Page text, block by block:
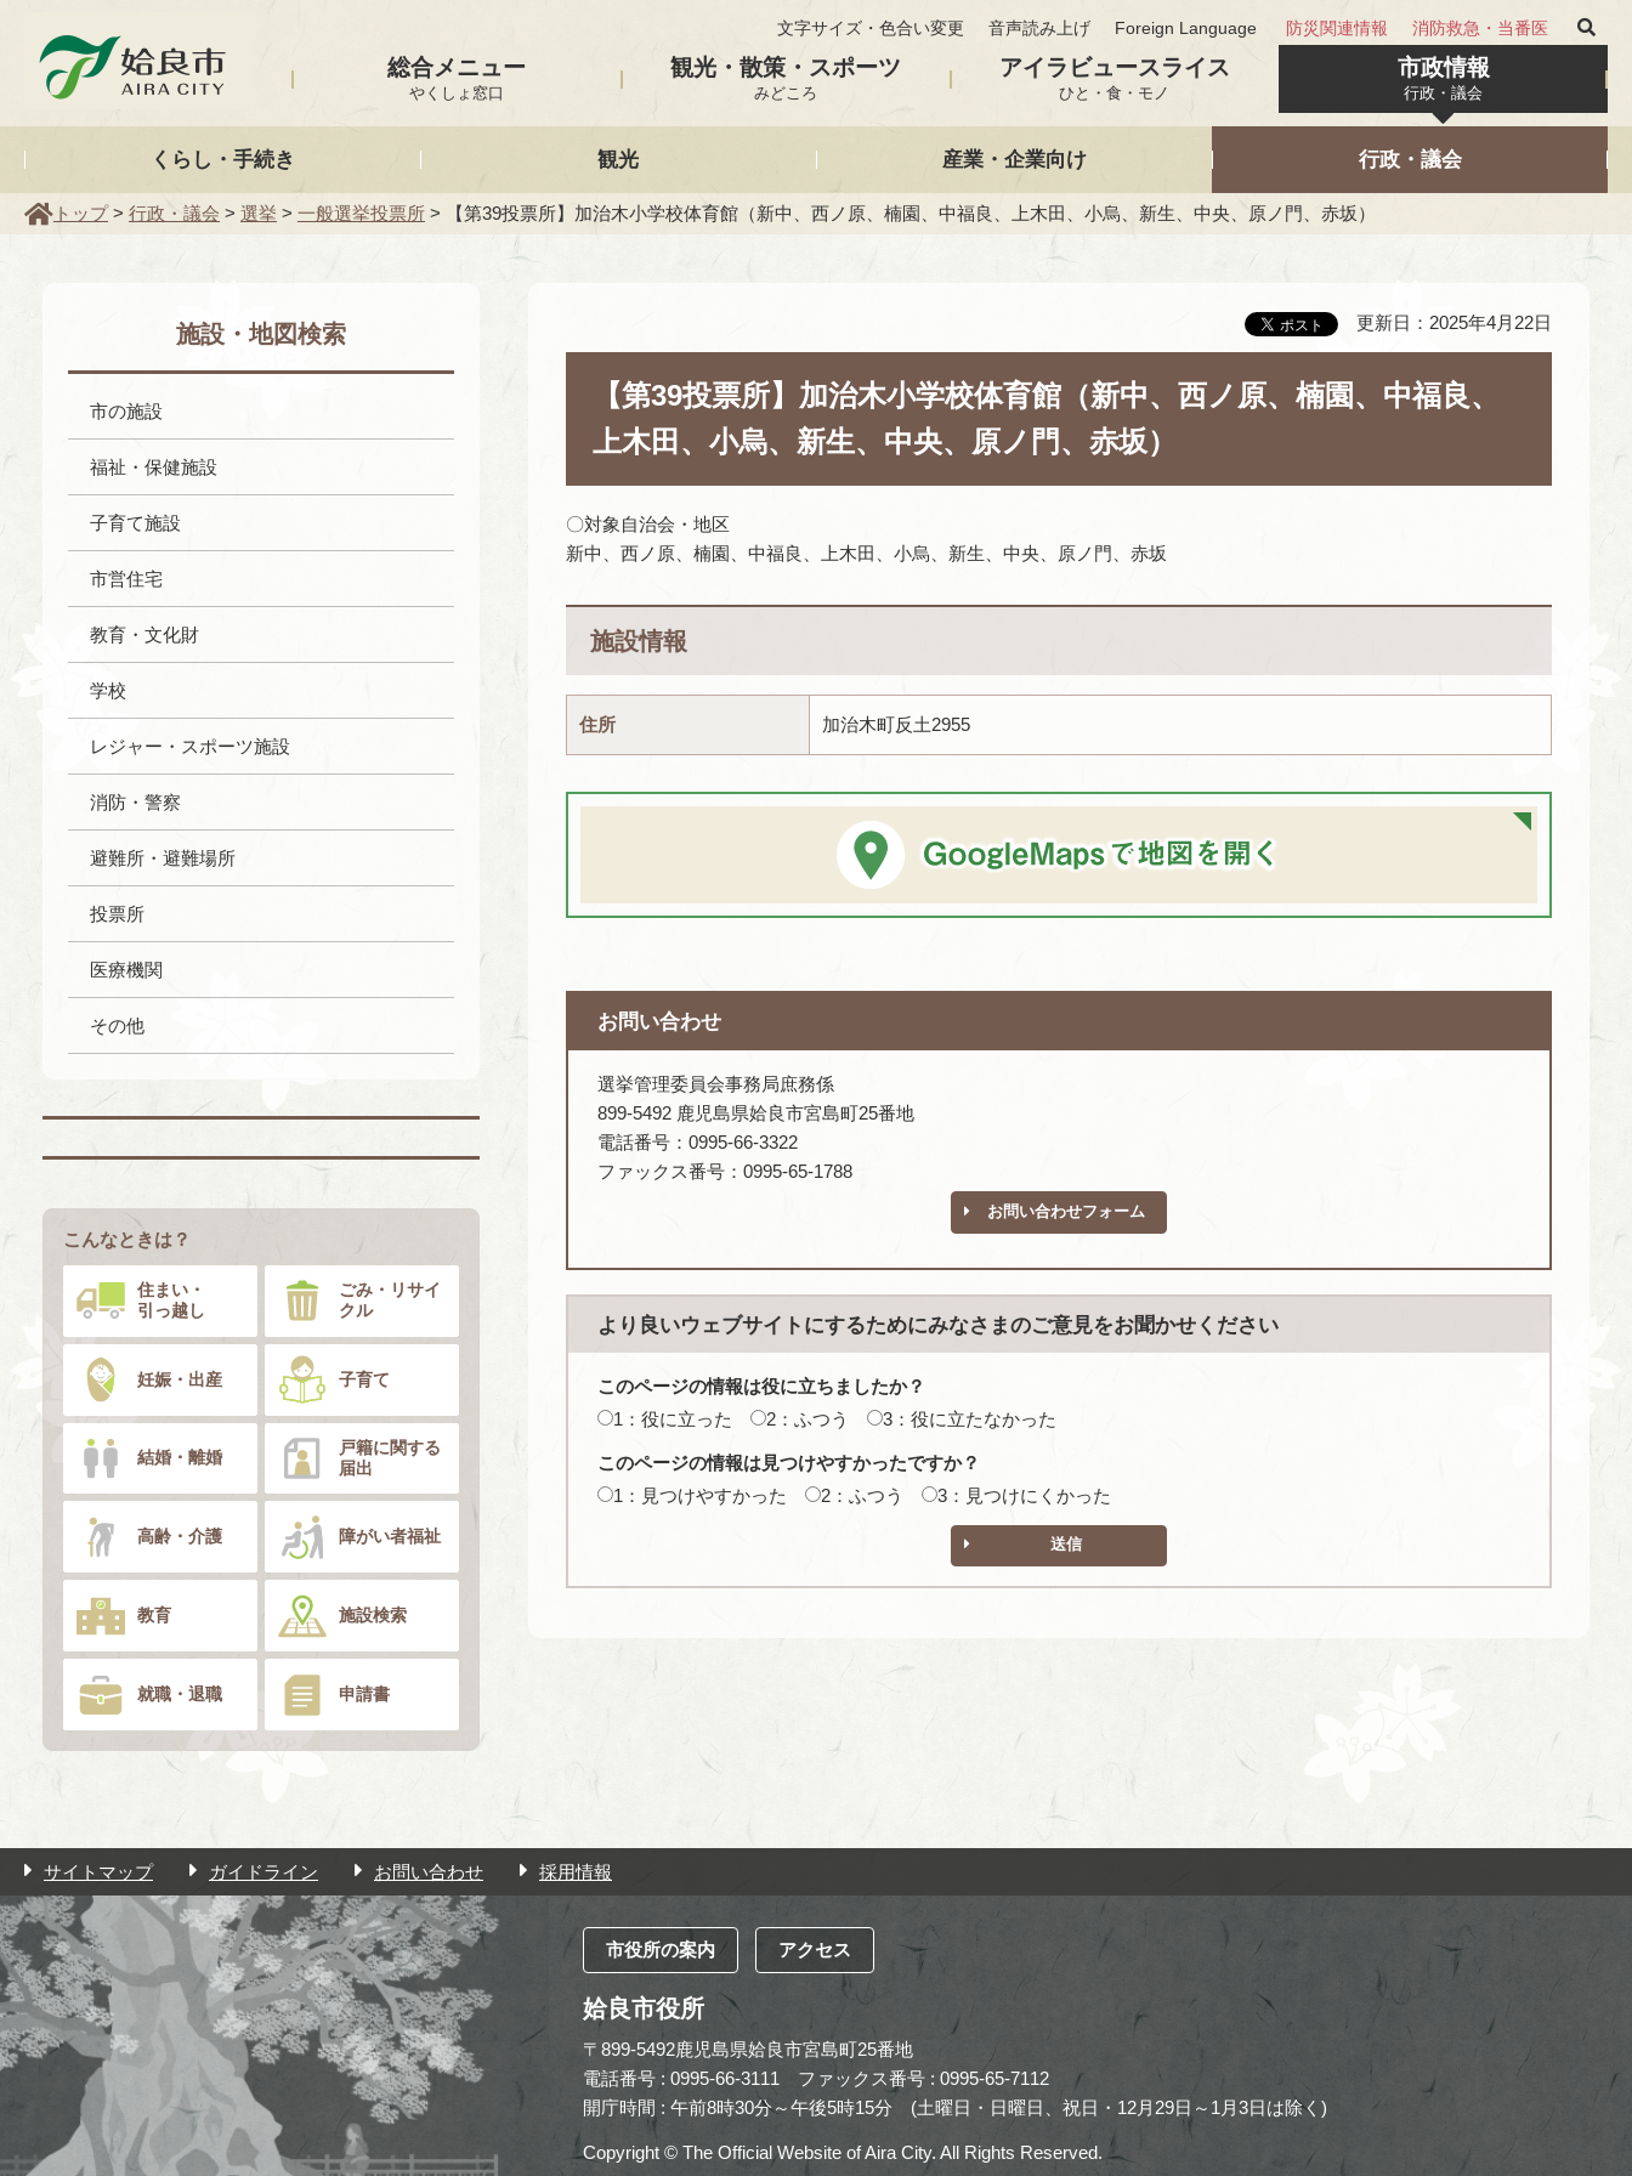
文字サイズ・色合い変更 音声読み上げ Foreign Language 防災関連情報 消防救急・当番医
総合メニュー
やくしょ窓口
観光・散策・スポーツ
みどころ
アイラビュースライス
ひと・食・モノ
市政情報
行政・議会
くらし・手続き 観光 産業・企業向け 行政・議会
トップ> 行政・議会 > 選挙 > 一般選挙投票所 > 【第39投票所】加治木小学校体育館（新中、西ノ原、楠園、中福良、上木田、小烏、新生、中央、原ノ門、赤坂）
施設・地図検索
市の施設
福祉・保健施設
子育て施設
市営住宅
教育・文化財
学校
レジャー・スポーツ施設
消防・警察
避難所・避難場所
投票所
医療機関
その他
こんなときは？
住まい・
引っ越し
ごみ・リサイ
クル
妊娠・出産 子育て
結婚・離婚
戸籍に関する
届出
高齢・介護 障がい者福祉
教育 施設検索
就職・退職 申請書
更新日：2025年4月22日
【第39投票所】加治木小学校体育館（新中、西ノ原、楠園、中福良、
上木田、小烏、新生、中央、原ノ門、赤坂）
〇対象自治会・地区
新中、西ノ原、楠園、中福良、上木田、小烏、新生、中央、原ノ門、赤坂
施設情報
住所 加治木町反土2955
お問い合わせ
選挙管理委員会事務局庶務係
899-5492 鹿児島県姶良市宮島町25番地
電話番号：0995-66-3322
ファックス番号：0995-65-1788
お問い合わせフォーム
より良いウェブサイトにするためにみなさまのご意見をお聞かせください
このページの情報は役に立ちましたか？
1：役に立った
2：ふつう 3：役に立たなかった
このページの情報は見つけやすかったですか？
1：見つけやすかった
2：ふつう 3：見つけにくかった
送信
サイトマップ ガイドライン お問い合わせ 採用情報
市役所の案内 アクセス
姶良市役所
〒899-5492鹿児島県姶良市宮島町25番地
電話番号 : 0995-66-3111
ファックス番号 : 0995-65-7112
開庁時間 : 午前8時30分～午後5時15分
(土曜日・日曜日、祝日・12月29日～1月3日は除く)
Copyright © The Official Website of Aira City. All Rights Reserved.